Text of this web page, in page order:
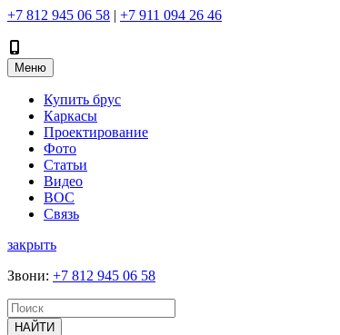
+7 812 945 06 58 | +7 911 094 26 46
Меню
Купить брус
Каркасы
Проектирование
Фото
Статьи
Видео
ВОС
Связь
закрыть
Звони: +7 812 945 06 58
НАЙТИ